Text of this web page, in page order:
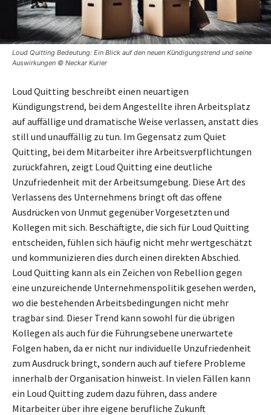
Loud Quitting Bedeutung: Ein Blick auf den neuen Kündigungstrend und seine
Auswirkungen © Neckar Kurier
Loud Quitting beschreibt einen neuartigen
Kündigungstrend, bei dem Angestellte ihren Arbeitsplatz
auf auffällige und dramatische Weise verlassen, anstatt dies
still und unauffällig zu tun. Im Gegensatz zum Quiet
Quitting, bei dem Mitarbeiter ihre Arbeitsverpflichtungen
zurückfahren, zeigt Loud Quitting eine deutliche
Unzufriedenheit mit der Arbeitsumgebung. Diese Art des
Verlassens des Unternehmens bringt oft das offene
Ausdrücken von Unmut gegenüber Vorgesetzten und
Kollegen mit sich. Beschäftigte, die sich für Loud Quitting
entscheiden, fühlen sich häufig nicht mehr wertgeschätzt
und kommunizieren dies durch einen direkten Abschied.
Loud Quitting kann als ein Zeichen von Rebellion gegen
eine unzureichende Unternehmenspolitik gesehen werden,
wo die bestehenden Arbeitsbedingungen nicht mehr
tragbar sind. Dieser Trend kann sowohl für die übrigen
Kollegen als auch für die Führungsebene unerwartete
Folgen haben, da er nicht nur individuelle Unzufriedenheit
zum Ausdruck bringt, sondern auch auf tiefere Probleme
innerhalb der Organisation hinweist. In vielen Fällen kann
ein Loud Quitting zudem dazu führen, dass andere
Mitarbeiter über ihre eigene berufliche Zukunft